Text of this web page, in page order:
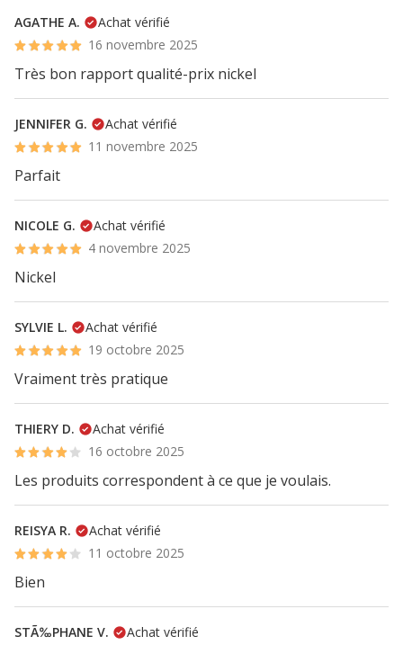
AGATHE A.
Achat vérifié
16 novembre 2025
Très bon rapport qualité-prix nickel
JENNIFER G.
Achat vérifié
11 novembre 2025
Parfait
NICOLE G.
Achat vérifié
4 novembre 2025
Nickel
SYLVIE L.
Achat vérifié
19 octobre 2025
Vraiment très pratique
THIERY D.
Achat vérifié
16 octobre 2025
Les produits correspondent à ce que je voulais.
REISYA R.
Achat vérifié
11 octobre 2025
Bien
STÃ‰PHANE V.
Achat vérifié